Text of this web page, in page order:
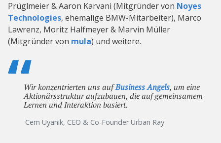
Prüglmeier & Aaron Karvani (Mitgründer von Noyes
Technologies, ehemalige BMW-Mitarbeiter), Marco
Lawrenz, Moritz Halfmeyer & Marvin Müller
(Mitgründer von mula) und weitere.
Wir konzentrierten uns aufBusiness Angels, um eine
Aktionärsstruktur aufzubauen, die auf gemeinsamem
Lernen und Interaktion basiert.
Cem Uyanik, CEO & Co-Founder Urban Ray